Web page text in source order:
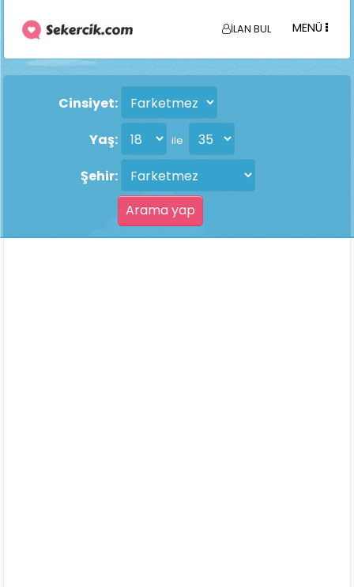
İLAN BUL MENÜ
Cinsiyet:
Yaş:
ile
Şehir: